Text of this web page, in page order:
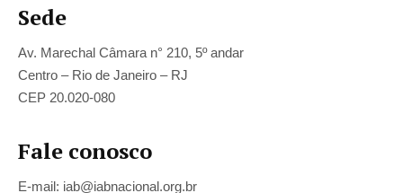
Sede
Av. Marechal Câmara n° 210, 5º andar
Centro – Rio de Janeiro – RJ
CEP 20.020-080
Fale conosco
E-mail: iab@iabnacional.org.br